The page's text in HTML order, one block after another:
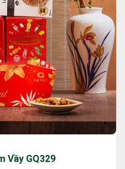
Vầy GQ329